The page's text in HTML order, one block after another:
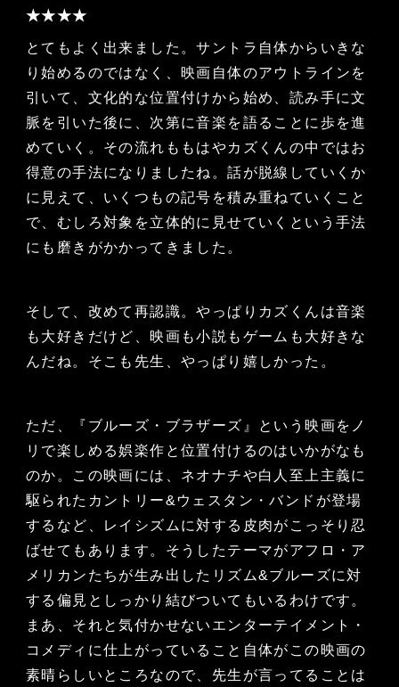
★★★★
とてもよく出来ました。サントラ自体からいきな
り始めるのではなく、映画自体のアウトラインを
引いて、文化的な位置付けから始め、読み手に文
脈を引いた後に、次第に音楽を語ることに歩を進
めていく。その流れももはやカズくんの中ではお
得意の手法になりましたね。話が脱線していくか
に見えて、いくつもの記号を積み重ねていくこと
で、むしろ対象を立体的に見せていくという手法
にも磨きがかかってきました。
そして、改めて再認識。やっぱりカズくんは音楽
も大好きだけど、映画も小説もゲームも大好きな
んだね。そこも先生、やっぱり嬉しかった。
ただ、『ブルーズ・ブラザーズ』という映画をノ
リで楽しめる娯楽作と位置付けるのはいかがなも
のか。この映画には、ネオナチや白人至上主義に
駆られたカントリー&ウェスタン・バンドが登場
するなど、レイシズムに対する皮肉がこっそり忍
ばせてもあります。そうしたテーマがアフロ・ア
メリカンたちが生み出したリズム&ブルーズに対
する偏見としっかり結びついてもいるわけです。
まあ、それと気付かせないエンターテイメント・
コメディに仕上がっていること自体がこの映画の
素晴らしいところなので、先生が言ってることは